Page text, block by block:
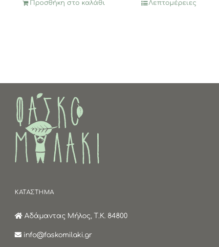
Προσθήκη στο καλάθι Λεπτομέρειες
ΚΑΤΑΣΤΗΜΑ
Αδάμαντας Μήλος, Τ.Κ. 84800
info@faskomilaki.gr